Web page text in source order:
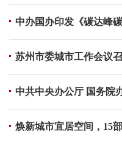
中办国办印发《碳达峰
苏州市委城市工作会议